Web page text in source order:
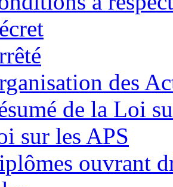
des
de la Loi
sur les APS
ouvrant